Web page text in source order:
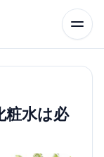
粧水は必